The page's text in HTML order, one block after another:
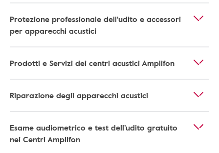
Protezione professionale dell'udito e accessori
per apparecchi acustici
Prodotti e Servizi dei centri acustici Amplifon
Riparazione degli apparecchi acustici
Esame audiometrico e test dell’udito gratuito
nei Centri Amplifon